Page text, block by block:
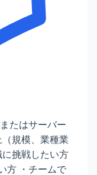
たはサーバー
規模、業種業
挑戦したい方
方 ・チームで